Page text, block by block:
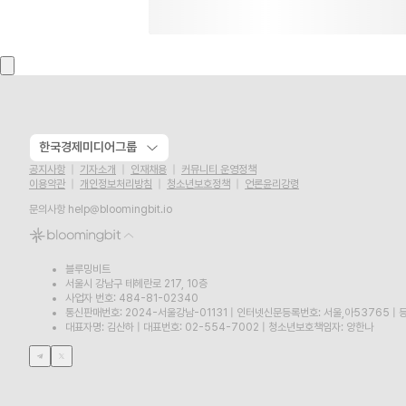
한국경제미디어그룹
공지사항 기자소개 인재채용
커뮤니티 운영정책
이용약관
개인정보처리방침 청소년보호정책
언론윤리강령
문의사항 help@bloomingbit.io
블루밍비트
서울시 강남구 테헤란로 217, 10층
사업자 번호: 484-81-02340
통신판매번호: 2024-서울강남-01131
인터넷신문등록번호: 서울,아53765
대표자명: 김산하
대표번호: 02-554-7002 청소년보호책임자: 양한나